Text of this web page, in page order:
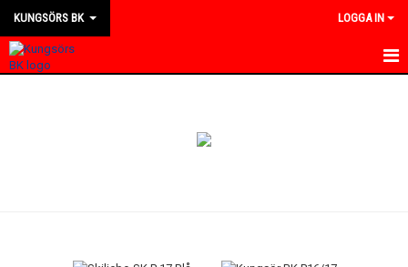
KUNGSÖRS BK LOGGA IN